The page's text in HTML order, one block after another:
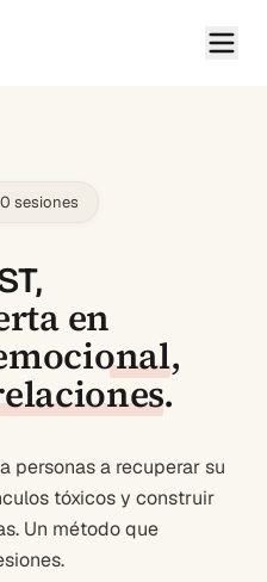
sesiones
en
,
.
personas a recuperar su
tóxicos y construir
Un método que